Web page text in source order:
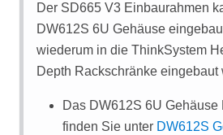
Der SD665 V3 Einbaurahmen
DW612S 6U Gehäuse
wiederum in die ThinkSystem
Depth Rackschränke eingebaut
Das DW612S 6U Gehäuse
finden Sie unter DW612S